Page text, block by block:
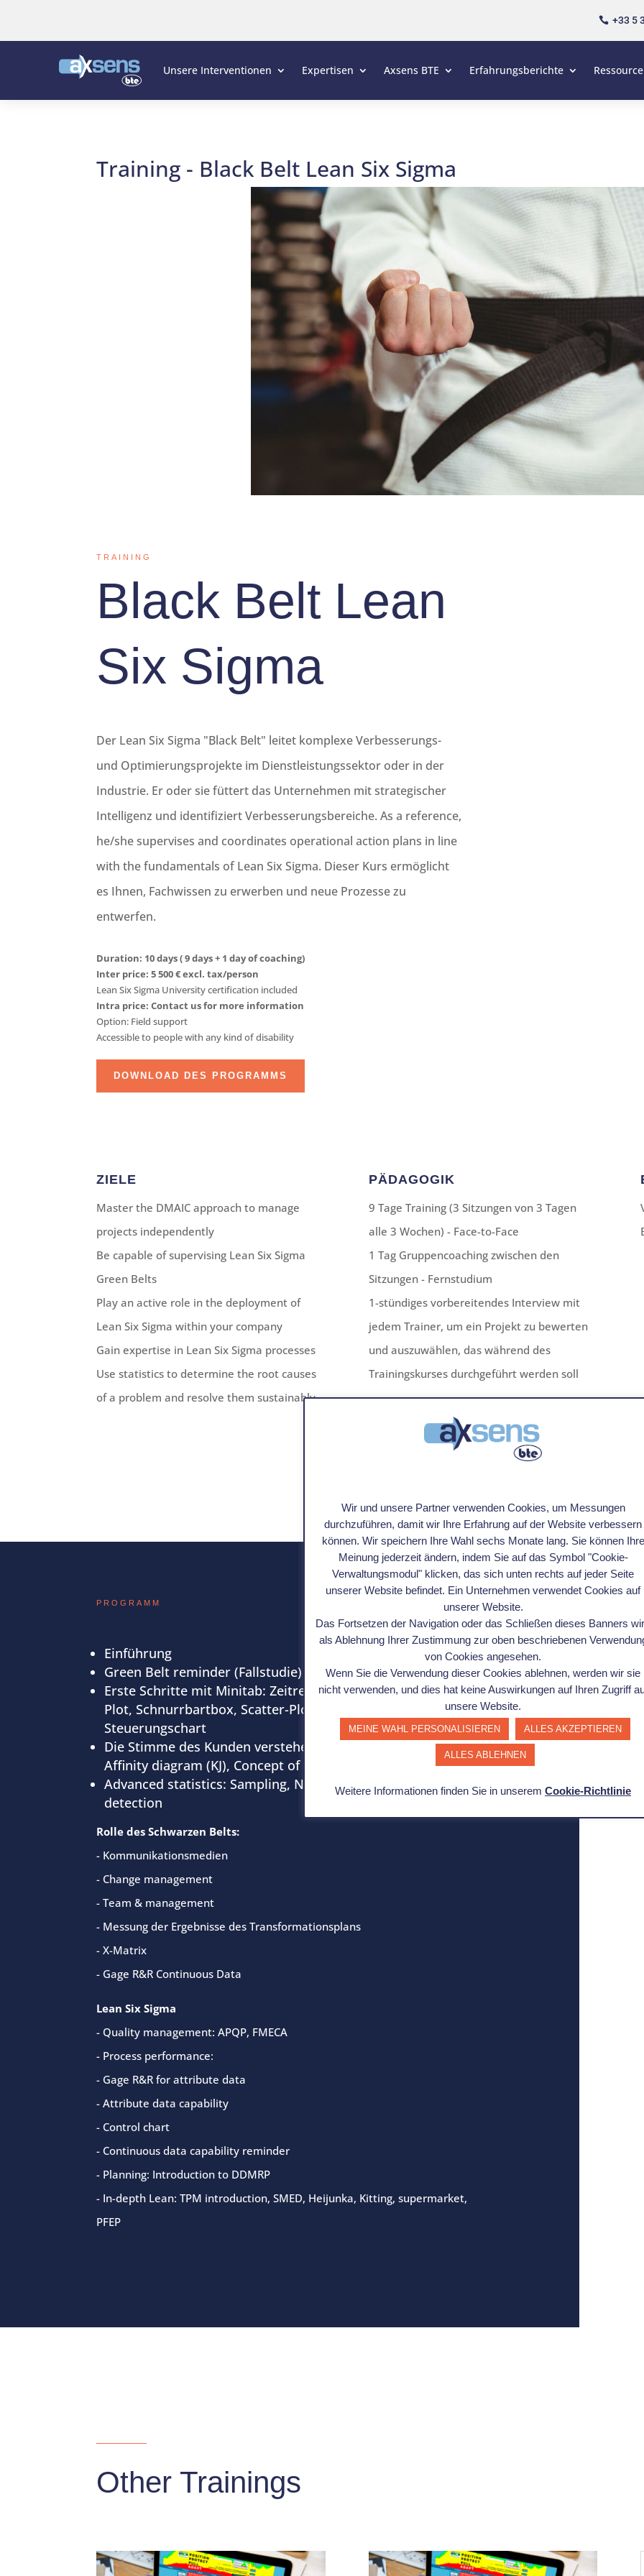
 +33 5
Unsere Interventionen Expertisen Axsens BTE Erfahrungsberichte
Training - Black Belt Lean Six Sigma
TRAINING
Black Belt Lean
Six Sigma
Der Lean Six Sigma "Black Belt" leitet komplexe Verbesserungs-
und Optimierungsprojekte im Dienstleistungssektor oder in der
Industrie. Er oder sie füttert das Unternehmen mit strategischer
Intelligenz und identifiziert Verbesserungsbereiche. As a reference,
he/she supervises and coordinates operational action plans in line
with the fundamentals of Lean Six Sigma. Dieser Kurs ermöglicht
es Ihnen, Fachwissen zu erwerben und neue Prozesse zu
entwerfen.
Duration: 10 days ( 9 days + 1 day of coaching)
Inter price: 5 500 € excl. tax/person
Lean Six Sigma University certification included
Intra price: Contact us for more information
Option: Field support
Accessible to people with any kind of disability
DOWNLOAD DES PROGRAMMS
ZIELE
Master the DMAIC approach to manage
projects independently
Be capable of supervising Lean Six Sigma
Green Belts
Play an active role in the deployment of
Lean Six Sigma within your company
Gain expertise in Lean Six Sigma processes
Use statistics to determine the root causes
of a problem and resolve them sustainably.
PÄDAGOGIK
9 Tage Training (3 Sitzungen von 3 Tagen
alle 3 Wochen) - Face-to-Face
1 Tag Gruppencoaching zwischen den
Sitzungen - Fernstudium
1-stündiges vorbereitendes Interview mit
jedem Trainer, um ein Projekt zu bewerten
und auszuwählen, das während des
Trainingskurses durchgeführt werden soll
PROGRAMM
Einführung
Green Belt reminder (Fallstudie)
Erste Schritte mit Minitab: Zeitreihen, Histogramm, Dot-
Plot, Schnurrbartbox, Scatter-Plot, Scatter-Plot,
Steuerungschart
Die Stimme des Kunden verstehen: CTS (CTQ, CTC, CTD),
Affinity diagram (KJ), Concept of surveys, KANO diagram
Advanced statistics: Sampling, Normality, Critical X
detection
Rolle des Schwarzen Belts:
- Kommunikationsmedien
- Change management
- Team & management
- Messung der Ergebnisse des Transformationsplans
- X-Matrix
- Gage R&R Continuous Data
Lean Six Sigma
- Quality management: APQP, FMECA
- Process performance:
- Gage R&R for attribute data
- Attribute data capability
- Control chart
- Continuous data capability reminder
- Planning: Introduction to DDMRP
- In-depth Lean: TPM introduction, SMED, Heijunka, Kitting, supermarket,
PFEP
Other Trainings
Wir und unsere Partner verwenden Cookies, um Messungen
durchzuführen, damit wir Ihre Erfahrung auf der Website verbessern
können. Wir speichern Ihre Wahl sechs Monate lang. Sie können Ihre
Meinung jederzeit ändern, indem Sie auf das Symbol "Cookie-
Verwaltungsmodul" klicken, das sich unten rechts auf jeder Seite
unserer Website befindet. Ein Unternehmen verwendet Cookies auf
unserer Website.
Das Fortsetzen der Navigation oder das Schließen dieses Banners
als Ablehnung Ihrer Zustimmung zur oben beschriebenen
von Cookies angesehen.
Wenn Sie die Verwendung dieser Cookies ablehnen, werden wir sie
nicht verwenden, und dies hat keine Auswirkungen auf Ihren Zugriff
unsere Website.
MEINE WAHL PERSONALISIEREN ALLES AKZEPTIEREN
ALLES ABLEHNEN
Weitere Informationen finden Sie in unserem Cookie-Richtlinie